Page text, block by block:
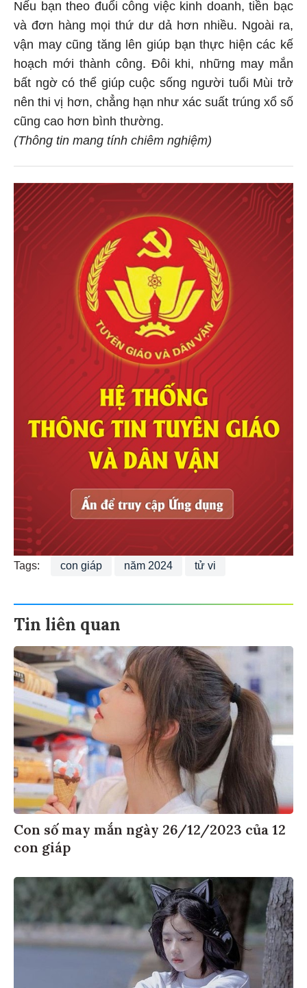
Nếu bạn theo đuổi công việc kinh doanh, tiền bạc
và đơn hàng mọi thứ dư dả hơn nhiều. Ngoài ra,
vận may cũng tăng lên giúp bạn thực hiện các kế
hoạch mới thành công. Đôi khi, những may mắn
bất ngờ có thể giúp cuộc sống người tuổi Mùi trở
nên thi vị hơn, chẳng hạn như xác suất trúng xổ số
cũng cao hơn bình thường.
(Thông tin mang tính chiêm nghiệm)
Tags: con giáp năm 2024 tử vi
Tin liên quan
Con số may mắn ngày 26/12/2023 của 12
con giáp